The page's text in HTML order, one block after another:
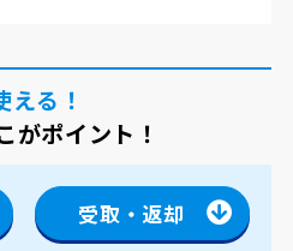
る！
がポイント！
受取・返却